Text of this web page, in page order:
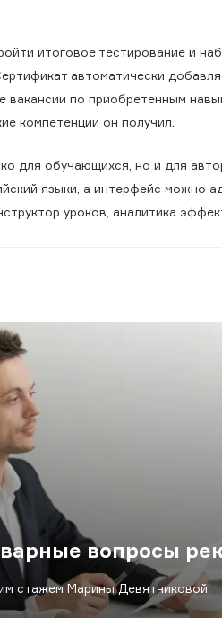
итоговое тестирование и
автоматически
вакансии по приобретенным
компетенции он получил.
для обучающихся, но и для
языки, а интерфейс
уроков, аналитика
вопросы
стажем Марины Девятниковой.